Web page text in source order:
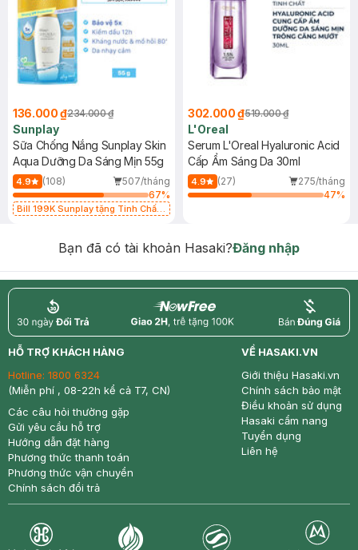
136.000 ₫234.000 ₫
Sunplay
Sữa Chống Nắng Sunplay Skin
Aqua Dưỡng Da Sáng Mịn 55g
4.9 (108)
507/tháng
67%
Bill 199K Sunplay tặng Tinh Chất
302.000 ₫519.000 ₫
L'Oreal
Serum L'Oreal Hyaluronic Acid
Cấp Ẩm Sáng Da 30ml
4.9 (27)
275/tháng
47%
Bạn đã có tài khoản Hasaki?Đăng nhập
return nowfree price
HỖ TRỢ KHÁCH HÀNG
Hotline: 1800 6324
(Miễn phí , 08-22h kể cả T7, CN)
Các câu hỏi thường gặp
Gửi yêu cầu hỗ trợ
Hướng dẫn đặt hàng
Phương thức thanh toán
Phương thức vận chuyển
Chính sách đổi trả
VỀ HASAKI.VN
Giới thiệu Hasaki.vn
Chính sách bảo mật
Điều khoản sử dụng
Hasaki cẩm nang
Tuyển dụng
Liên hệ